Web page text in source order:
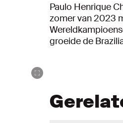
Paulo Henrique
zomer van 2023
groeide de